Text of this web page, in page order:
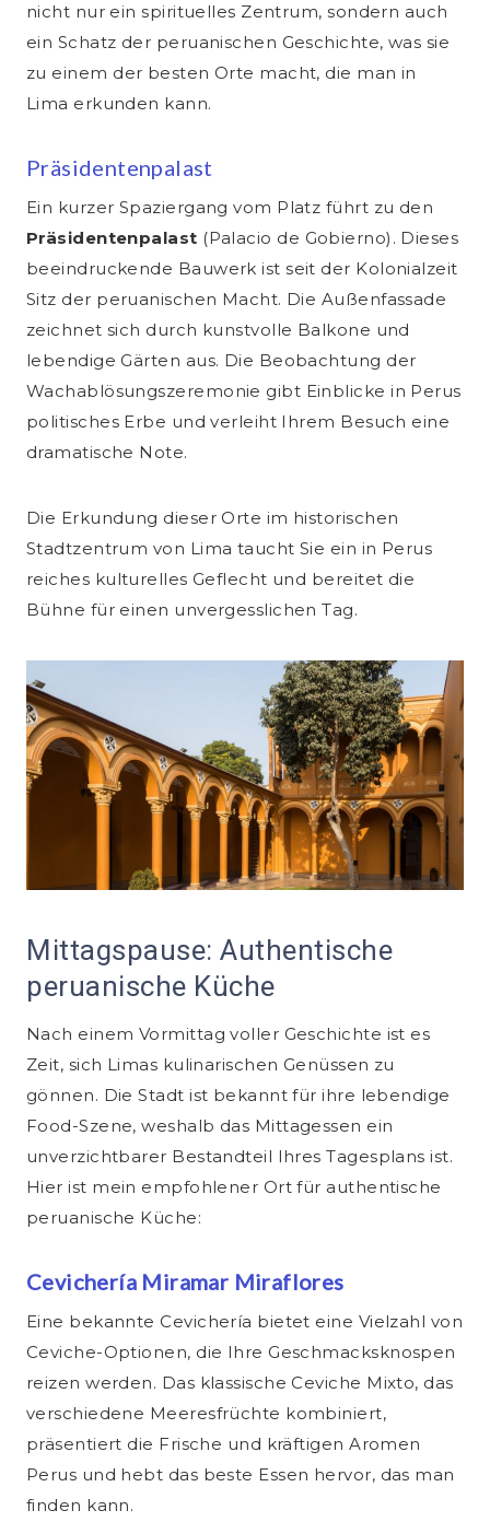
nicht nur ein spirituelles Zentrum, sondern auch
ein Schatz der peruanischen Geschichte, was sie
zu einem der besten Orte macht, die man in
Lima erkunden kann.
Präsidentenpalast
Ein kurzer Spaziergang vom Platz führt zu den
Präsidentenpalast (Palacio de Gobierno). Dieses
beeindruckende Bauwerk ist seit der Kolonialzeit
Sitz der peruanischen Macht. Die Außenfassade
zeichnet sich durch kunstvolle Balkone und
lebendige Gärten aus. Die Beobachtung der
Wachablösungszeremonie gibt Einblicke in Perus
politisches Erbe und verleiht Ihrem Besuch eine
dramatische Note.
Die Erkundung dieser Orte im historischen
Stadtzentrum von Lima taucht Sie ein in Perus
reiches kulturelles Geflecht und bereitet die
Bühne für einen unvergesslichen Tag.
Mittagspause: Authentische
peruanische Küche
Nach einem Vormittag voller Geschichte ist es
Zeit, sich Limas kulinarischen Genüssen zu
gönnen. Die Stadt ist bekannt für ihre lebendige
Food-Szene, weshalb das Mittagessen ein
unverzichtbarer Bestandteil Ihres Tagesplans ist.
Hier ist mein empfohlener Ort für authentische
peruanische Küche:
Cevichería Miramar Miraflores
Eine bekannte Cevichería bietet eine Vielzahl von
Ceviche-Optionen, die Ihre Geschmacksknospen
reizen werden. Das klassische Ceviche Mixto, das
verschiedene Meeresfrüchte kombiniert,
präsentiert die Frische und kräftigen Aromen
Perus und hebt das beste Essen hervor, das man
finden kann.